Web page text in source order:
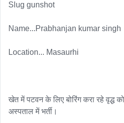
Slug gunshot
Name...Prabhanjan kumar singh
Location... Masaurhi
खेत में पटवन के लिए बोरिंग करा रहे वृद्ध
अस्पताल में भर्ती।